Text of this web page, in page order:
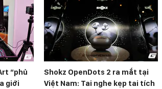
“phủ
giới
Shokz OpenDots 2 ra mắt tại
Việt Nam: Tai nghe kẹp tai tích